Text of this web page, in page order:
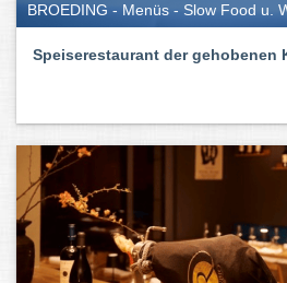
BROEDING - Menüs - Slow Food u.
Speiserestaurant der gehobenen